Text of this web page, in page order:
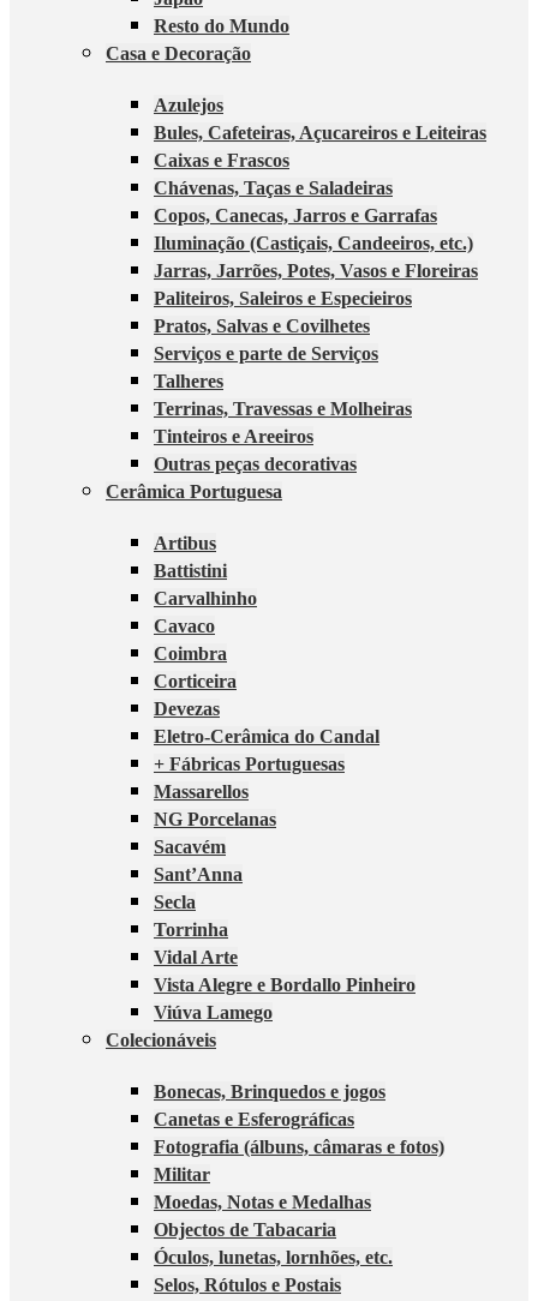
Resto do Mundo
Casa e Decoração
Azulejos
Bules, Cafeteiras, Açucareiros e Leiteiras
Caixas e Frascos
Chávenas, Taças e Saladeiras
Copos, Canecas, Jarros e Garrafas
Iluminação (Castiçais, Candeeiros, etc.)
Jarras, Jarrões, Potes, Vasos e Floreiras
Paliteiros, Saleiros e Especieiros
Pratos, Salvas e Covilhetes
Serviços e parte de Serviços
Talheres
Terrinas, Travessas e Molheiras
Tinteiros e Areeiros
Outras peças decorativas
Cerâmica Portuguesa
Artibus
Battistini
Carvalhinho
Cavaco
Coimbra
Corticeira
Devezas
Eletro-Cerâmica do Candal
+ Fábricas Portuguesas
Massarellos
NG Porcelanas
Sacavém
Sant’Anna
Secla
Torrinha
Vidal Arte
Vista Alegre e Bordallo Pinheiro
Viúva Lamego
Colecionáveis
Bonecas, Brinquedos e jogos
Canetas e Esferográficas
Fotografia (álbuns, câmaras e fotos)
Militar
Moedas, Notas e Medalhas
Objectos de Tabacaria
Óculos, lunetas, lornhões, etc.
Selos, Rótulos e Postais